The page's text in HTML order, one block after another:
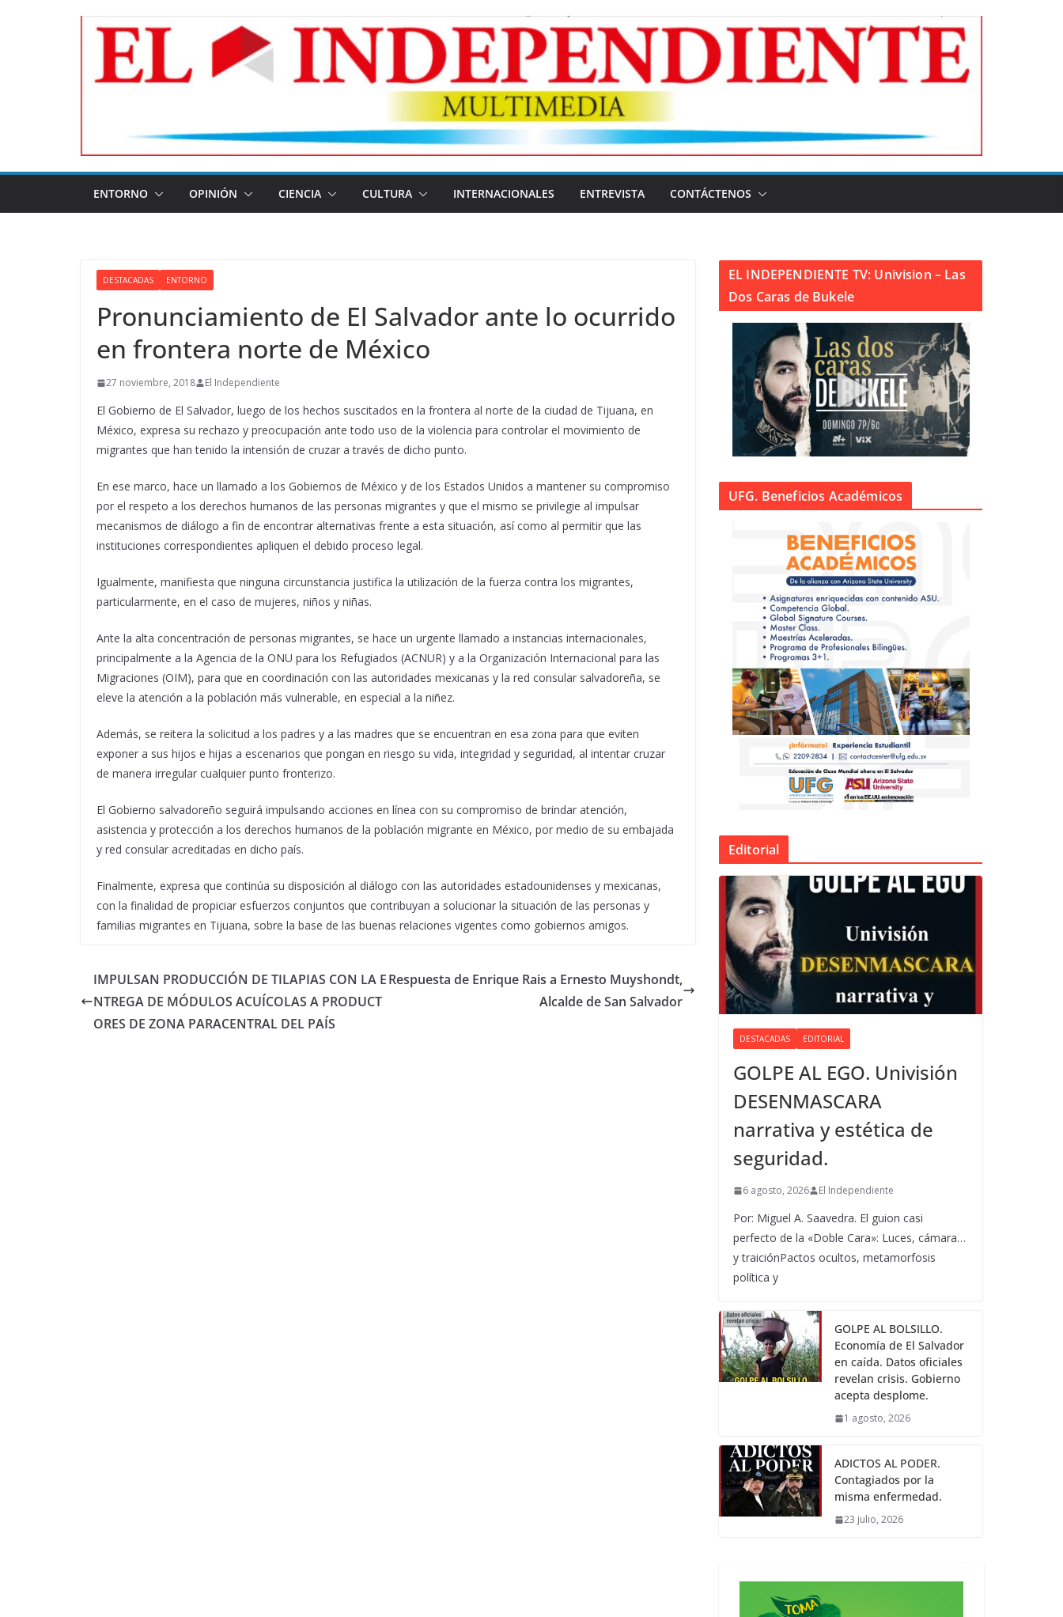
ENTORNO OPINIÓN CIENCIA CULTURA INTERNACIONALES ENTREVISTA CONTÁCTENOS
DESTACADAS ENTORNO
Pronunciamiento de El Salvador ante lo ocurrido
en frontera norte de México
27 noviembre, 2018 El Independiente
El Gobierno de El Salvador, luego de los hechos suscitados en la frontera al norte de la ciudad de Tijuana, en
México, expresa su rechazo y preocupación ante todo uso de la violencia para controlar el movimiento de
migrantes que han tenido la intensión de cruzar a través de dicho punto.
En ese marco, hace un llamado a los Gobiernos de México y de los Estados Unidos a mantener su compromiso
por el respeto a los derechos humanos de las personas migrantes y que el mismo se privilegie al impulsar
mecanismos de diálogo a fin de encontrar alternativas frente a esta situación, así como al permitir que las
instituciones correspondientes apliquen el debido proceso legal.
Igualmente, manifiesta que ninguna circunstancia justifica la utilización de la fuerza contra los migrantes,
particularmente, en el caso de mujeres, niños y niñas.
Ante la alta concentración de personas migrantes, se hace un urgente llamado a instancias internacionales,
principalmente a la Agencia de la ONU para los Refugiados (ACNUR) y a la Organización Internacional para las
Migraciones (OIM), para que en coordinación con las autoridades mexicanas y la red consular salvadoreña, se
eleve la atención a la población más vulnerable, en especial a la niñez.
Además, se reitera la solicitud a los padres y a las madres que se encuentran en esa zona para que eviten
exponer a sus hijos e hijas a escenarios que pongan en riesgo su vida, integridad y seguridad, al intentar cruzar
de manera irregular cualquier punto fronterizo.
El Gobierno salvadoreño seguirá impulsando acciones en línea con su compromiso de brindar atención,
asistencia y protección a los derechos humanos de la población migrante en México, por medio de su embajada
y red consular acreditadas en dicho país.
Finalmente, expresa que continúa su disposición al diálogo con las autoridades estadounidenses y mexicanas,
con la finalidad de propiciar esfuerzos conjuntos que contribuyan a solucionar la situación de las personas y
familias migrantes en Tijuana, sobre la base de las buenas relaciones vigentes como gobiernos amigos.
IMPULSAN PRODUCCIÓN DE TILAPIAS CON LA E
NTREGA DE MÓDULOS ACUÍCOLAS A PRODUCT
ORES DE ZONA PARACENTRAL DEL PAÍS
Respuesta de Enrique Rais a Ernesto Muyshondt,
Alcalde de San Salvador
EL INDEPENDIENTE TV: Univision – Las
Dos Caras de Bukele
UFG. Beneficios Académicos
Editorial
DESTACADAS EDITORIAL
GOLPE AL EGO. Univisión
DESENMASCARA
narrativa y estética de
seguridad.
6 agosto, 2026 El Independiente
Por: Miguel A. Saavedra. El guion casi
perfecto de la «Doble Cara»: Luces, cámara…
y traiciónPactos ocultos, metamorfosis
política y
GOLPE AL BOLSILLO.
Economía de El Salvador
en caída. Datos oficiales
revelan crisis. Gobierno
acepta desplome.
1 agosto, 2026
ADICTOS AL PODER.
Contagiados por la
misma enfermedad.
23 julio, 2026